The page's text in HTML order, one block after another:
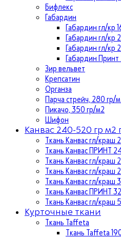
Бифлекс
Габардин
Габардин гл/кр
Габардин гл/кр
Габардин гл/кр
Габардин Принт
Зир вельвет
Крепсатин
Органза
Парча стрейч, 280 гр/
Пикачо, 350 гр/м2
Шифон
Канвас 240-520 гр
Ткань Канвас гл/краш
Ткань Канвас ПРИНТ
Ткань Канвас гл/краш
Ткань Канвас гл/краш
Ткань Канвас гл/краш
Ткань Канвас ПРИНТ
Ткань Канвас гл/краш
Курточные ткани
Ткань Taffeta
Ткань Taffeta